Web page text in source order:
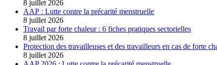
8 juillet 2026
AAP : Lutte contre la précarité menstruelle
8 juillet 2026
Travail par forte chaleur : 6 fiches pratiques sectorielles
8 juillet 2026
Protection des travailleuses et des travailleurs en cas de forte
8 juillet 2026